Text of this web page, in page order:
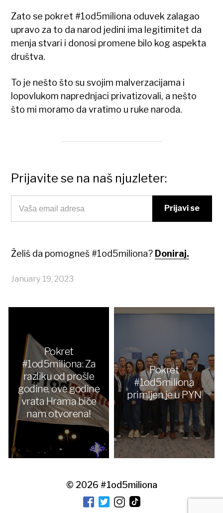
Zato se pokret #1od5miliona oduvek zalagao
upravo za to da narod jedini ima legitimitet da
menja stvari i donosi promene bilo kog aspekta
društva.
To je nešto što su svojim malverzacijama i
lopovlukom naprednjaci privatizovali, a nešto
što mi moramo da vratimo u ruke naroda.
Prijavite se na naš njuzleter:
Želiš da pomogneš #1od5miliona? Doniraj.
January 19, 2023
Pokret
#1od5miliona: Za
razliku od prošle
godine, ove godine
vrata Hrama biće
nam otvorena!
Pokret
#1od5miliona
primljen je u PYN
© 2026 #1od5miliona